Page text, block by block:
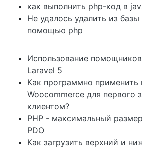
как выполнить php-код в
Не удалось удалить из
помощью php
Использование
Laravel 5
Как программно применить
Woocommerce для первого
клиентом?
PHP - максимальный
PDO
Как загрузить верхний и